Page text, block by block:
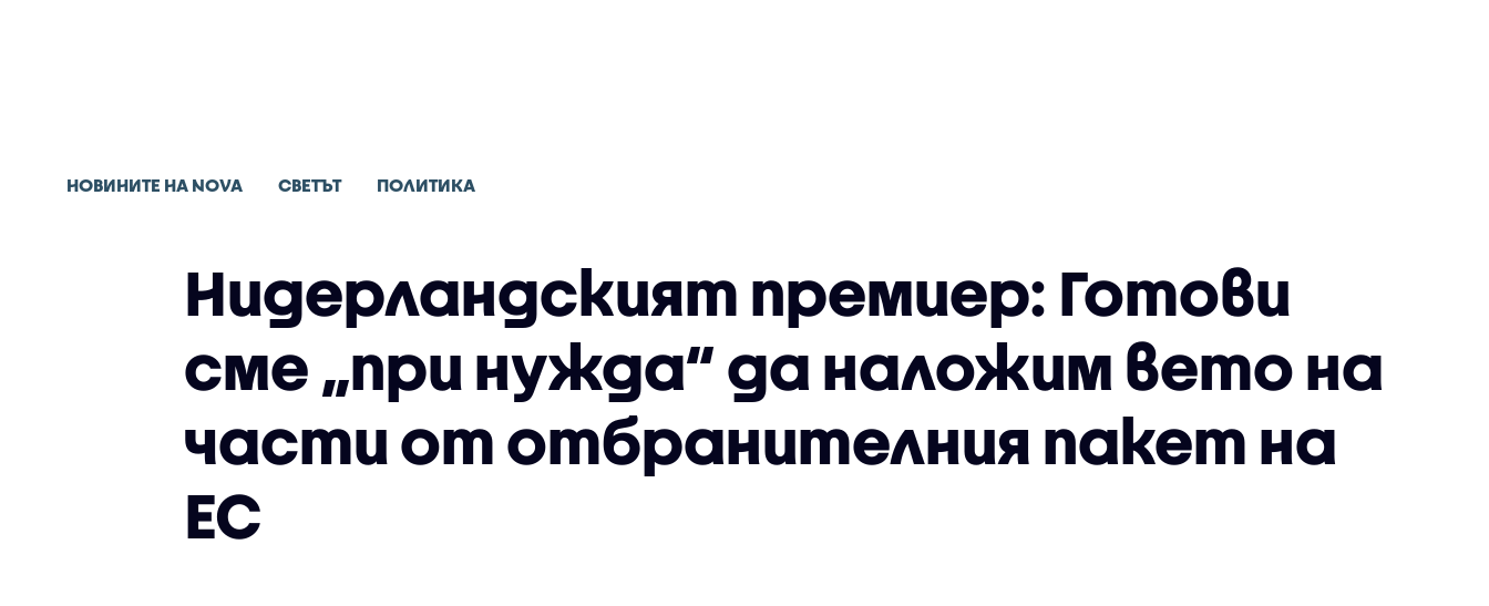
НОВИНИТЕ НА NOVA СВЕТЪТ ПОЛИТИКА
Нидерландският премиер: Готови
сме „при нужда“ да наложим вето на
части от отбранителния пакет на
ЕС